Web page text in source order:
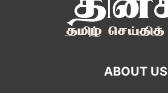
ABOUT US